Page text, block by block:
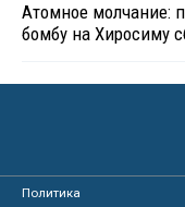
Атомное молчание:
бомбу на Хиросиму
Политика